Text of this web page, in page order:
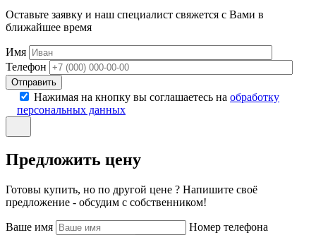
Оставьте заявку и наш специалист свяжется с Вами в
ближайшее время
Имя
Телефон
Отправить
Нажимая на кнопку вы соглашаетесь на обработку
персональных данных
Предложить цену
Готовы купить, но по другой цене ? Напишите своё
предложение - обсудим с собственником!
Ваше имя
Номер телефона